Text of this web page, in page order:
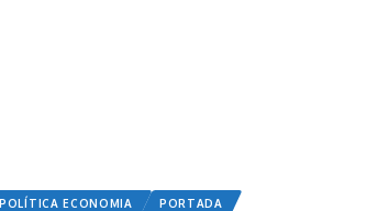
POLÍTICA ECONOMIA PORTADA